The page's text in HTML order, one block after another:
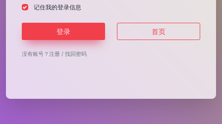
记住我的登录信息
登录 首页
没有账号？ 注册 / 找回密码